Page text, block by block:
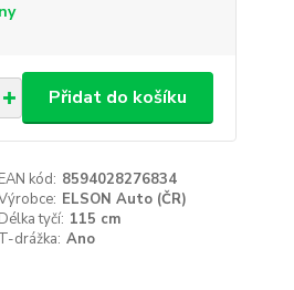
Přidat do košíku
EAN kód: 8594028276834
ELSON Auto (ČR)
Délka tyčí: 115 cm
T-drážka: Ano